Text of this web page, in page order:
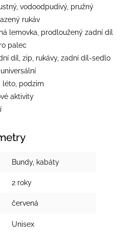
vodoodpudivý, pružný
rukáv
lemovka, prodloužený zadní díl
palec
díl, zip, rukávy, zadní díl-sedlo
léto, podzim
aktivity
Bundy, kabáty
2 roky
červená
Unisex